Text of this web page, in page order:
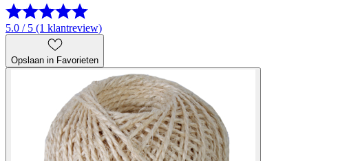
5.0 / 5 (1 klantreview)
Opslaan in Favorieten